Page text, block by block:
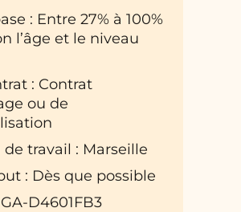
: Entre 27% à 100%
l’âge et le niveau
: Contrat
ou de
travail : Marseille
: Dès que possible
D4601FB3